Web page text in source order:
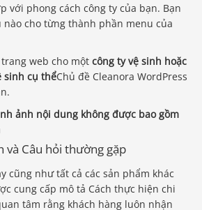
với phong cách công ty của bạn. Bạn
nào cho từng thành phần menu của
web cho một công ty vệ sinh hoặc
sinh cụ thểChủ đề Cleanora WordPress
ảnh nội dung không được bao gồm
và Câu hỏi thường gặp
cũng như tất cả các sản phẩm khác
cung cấp mô tả Cách thực hiện chi
tâm rằng khách hàng luôn nhận